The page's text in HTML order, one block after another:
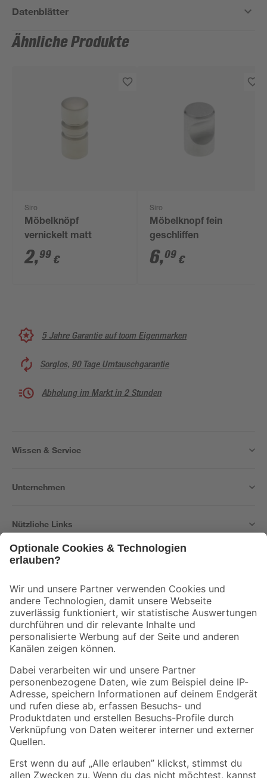
Datenblätter
Ähnliche Produkte
Siro
Möbelknöpf
vernickelt matt
2,99 €
Siro
Möbelknopf fein
geschliffen
6,09 €
5 Jahre Garantie auf toom Eigenmarken
Sorglos, 90 Tage Umtauschgarantie
Abholung im Markt in 2 Stunden
Wissen & Service
Unternehmen
Nützliche Links
Der toom Newsletter: Keine Angebote und Aktionen mehr verpassen!
Zur Newsletter Anmeldung
Folge uns
Zahlungsarten Versandarten
Sicher einkaufen